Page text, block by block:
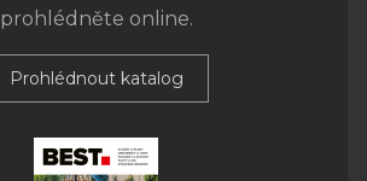
prohlédněte online.
Prohlédnout katalog